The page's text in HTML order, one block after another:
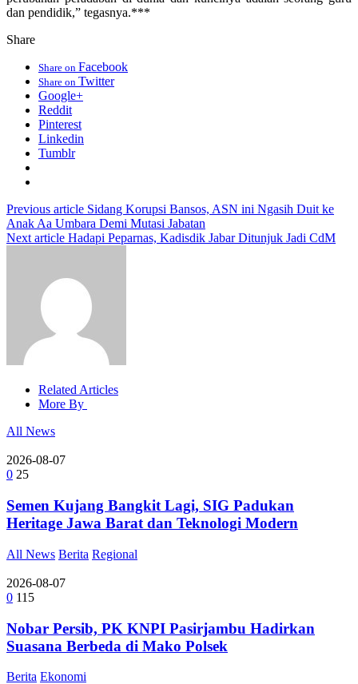
dan pendidik,” tegasnya.***
Share
Share on Facebook
Share on Twitter
Google+
Reddit
Pinterest
Linkedin
Tumblr
Previous article Sidang Korupsi Bansos, ASN ini Ngasih Duit ke
Anak Aa Umbara Demi Mutasi Jabatan
Next article Hadapi Peparnas, Kadisdik Jabar Ditunjuk Jadi CdM
Related Articles
More By
All News
2026-08-07
0 25
Semen Kujang Bangkit Lagi, SIG Padukan
Heritage Jawa Barat dan Teknologi Modern
All News Berita Regional
2026-08-07
0 115
Nobar Persib, PK KNPI Pasirjambu Hadirkan
Suasana Berbeda di Mako Polsek
Berita Ekonomi